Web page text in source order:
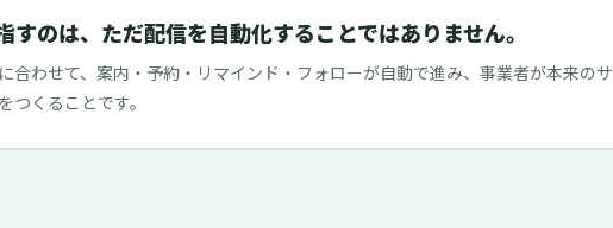
すのは、ただ配信を自動化することではありません。
合わせて、案内・予約・リマインド・フォローが自動で進み、事業者が本来のサ
つくることです。